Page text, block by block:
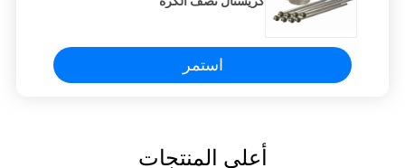
استمر
أعلى المنتجات